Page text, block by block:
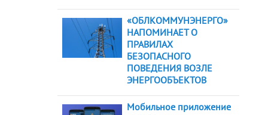
«ОБЛКОММУНЭНЕРГО»
НАПОМИНАЕТ О
ПРАВИЛАХ
БЕЗОПАСНОГО
ПОВЕДЕНИЯ ВОЗЛЕ
ЭНЕРГООБЪЕКТОВ
Мобильное приложение